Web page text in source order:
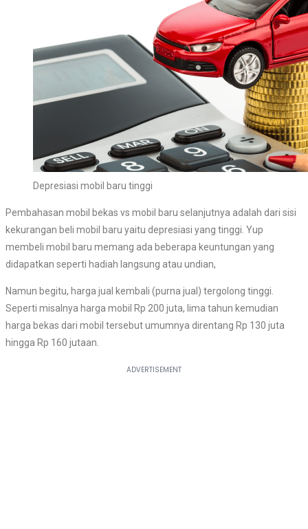
Depresiasi mobil baru tinggi
Pembahasan mobil bekas vs mobil baru selanjutnya adalah dari sisi
kekurangan beli mobil baru yaitu depresiasi yang tinggi. Yup
membeli mobil baru memang ada beberapa keuntungan yang
didapatkan seperti hadiah langsung atau undian,
Namun begitu, harga jual kembali (purna jual) tergolong tinggi.
Seperti misalnya harga mobil Rp 200 juta, lima tahun kemudian
harga bekas dari mobil tersebut umumnya direntang Rp 130 juta
hingga Rp 160 jutaan.